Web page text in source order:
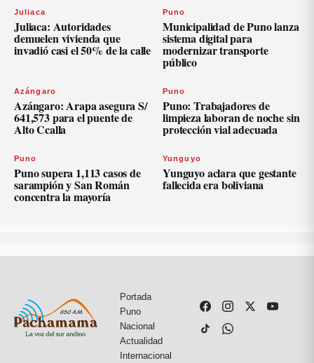
Juliaca
Juliaca: Autoridades
demuelen vivienda que
invadió casi el 50% de la calle
Puno
Municipalidad de Puno lanza
sistema digital para
modernizar transporte
público
Azángaro
Azángaro: Arapa asegura S/
641,573 para el puente de
Alto Ccalla
Puno
Puno: Trabajadores de
limpieza laboran de noche sin
protección vial adecuada
Puno
Puno supera 1,113 casos de
sarampión y San Román
concentra la mayoría
Yunguyo
Yunguyo aclara que gestante
fallecida era boliviana
Portada
Puno
Nacional
Actualidad
Internacional